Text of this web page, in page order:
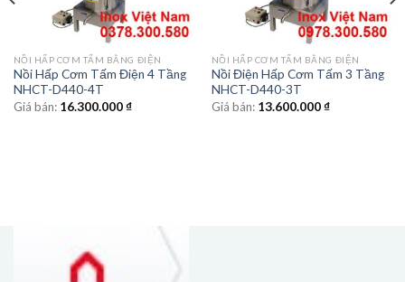
NỒI HẤP CƠM TẤM BẰNG ĐIỆN
Nồi Hấp Cơm Tấm Điện 4 Tầng
NHCT-D440-4T
Giá bán: 16.300.000₫
NỒI HẤP CƠM TẤM BẰNG ĐIỆN
Nồi Điện Hấp Cơm Tấm 3 Tầng
NHCT-D440-3T
Giá bán: 13.600.000₫